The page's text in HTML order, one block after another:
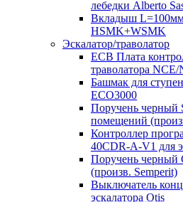
лебедки Alberto
Вкладыш
HSMK+WSMK
Эскалатор/траволатор
ECB Плата
траволатора
Башмак для
ECO3000
Поручень черный
помещений
Контроллер
40CDR-A-V1 для
Поручень черный
(произв. Semperit)
Выключатель
эскалатора Otis